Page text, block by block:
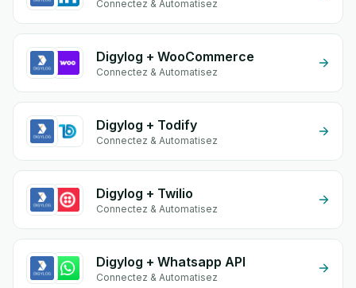
Connectez & Automatisez
Digylog + WooCommerce
Connectez & Automatisez
Digylog + Todify
Connectez & Automatisez
Digylog + Twilio
Connectez & Automatisez
Digylog + Whatsapp API
Connectez & Automatisez